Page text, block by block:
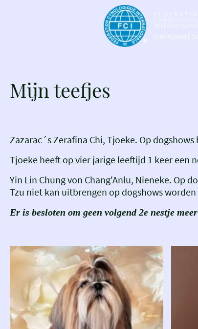
Mijn teefjes
Zazarac´s Zerafina Chi, Tjoeke. Op dogshows
Tjoeke heeft op vier jarige leeftijd 1 keer een
Yin Lin Chung von Chang'Anlu, Nieneke. Op
Tzu niet kan uitbrengen op dogshows
Er is besloten om geen volgend 2e nestje